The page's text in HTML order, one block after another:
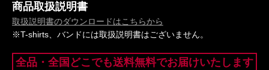
商品取扱説明書
取扱説明書のダウンロードはこちらから
※T-shirts、バンドには取扱説明書はございません。
全品・全国どこでも送料無料でお届けいたします